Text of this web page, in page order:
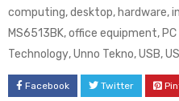
computing,desktop,hardware,
MS6513BK,office equipment,
Technology,Unno Tekno,USB,
Facebook Twitter